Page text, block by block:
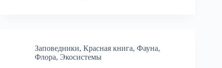
Заповедники, Красная книга, Фауна,
Флора, Экосистемы